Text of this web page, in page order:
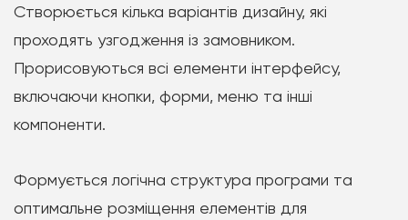
Створюється кілька варіантів дизайну, які
проходять узгодження із замовником.
Прорисовуються всі елементи інтерфейсу,
включаючи кнопки, форми, меню та інші
компоненти.
Формується логічна структура програми та
оптимальне розміщення елементів для